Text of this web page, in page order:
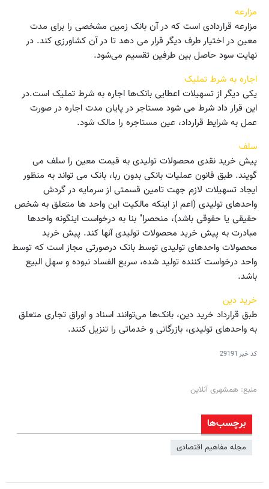
مزارعه
مزارعه قراردادی است که در آن بانک زمین مشخصی را برای مدت
معین در اختیار طرف دیگر قرار می دهد تا در آن کشاورزی کند. در
نهایت سود حاصل بین طرفین تقسیم می‌شود.
اجاره به شرط تملیک
یکی دیگر از تسهیلات اعطایی بانک‌ها اجاره به شرط تملیک است.در
این قرار داد شرط می شود مستاجر در پایان مدت اجاره در صورت
عمل به شرایط قرارداد، عین مستاجره را مالک شود.
سلف
پیش خرید نقدی محصولات تولیدی به قیمت معین را سلف می
گویند. طبق قانون عملیات بانکی بدون ربا، بانک می تواند به منظور
ایجاد تسهیلات لازم جهت تامین قسمتی از سرمایه در گردش
واحدهای تولیدی (اعم از اینکه مالکیت این واحد ها متعلق به شخص
حقیقی یا حقوقی باشد)، منحصرا" بنا به درخواست اینگونه واحدها
مبادرت به پیش خرید محصولات تولیدی آنها کند. پیش خرید
محصولات واحدهای تولیدی توسط بانک درصورتی مجاز است که توسط
واحد درخواست کننده تولید شده، سریع الفساد نبوده و سهل البیع
باشد.
خرید دین
طبق قرارداد خرید دین، بانک‌ها می‌توانند اسناد و اوراق تجاری متعلق
به واحدهای تولیدی، بازرگانی و خدماتی را تنزیل کنند.
کد خبر 29191
منبع: همشهری آنلاین
برچسب‌ها
مجله مفاهیم اقتصادی